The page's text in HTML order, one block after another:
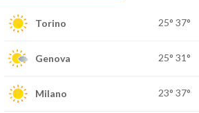
Torino 25° 37°
Genova 25° 31°
Milano 23° 37°